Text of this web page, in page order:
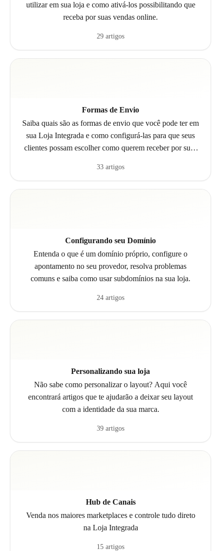
utilizar em sua loja e como ativá-los possibilitando que
receba por suas vendas online.
29 artigos
Formas de Envio
Saiba quais são as formas de envio que você pode ter em
sua Loja Integrada e como configurá-las para que seus
clientes possam escolher como querem receber por suas
33 artigos
Configurando seu Domínio
Entenda o que é um domínio próprio, configure o
apontamento no seu provedor, resolva problemas
comuns e saiba como usar subdomínios na sua loja.
24 artigos
Personalizando sua loja
Não sabe como personalizar o layout? Aqui você
encontrará artigos que te ajudarão a deixar seu layout
com a identidade da sua marca.
39 artigos
Hub de Canais
Venda nos maiores marketplaces e controle tudo direto
na Loja Integrada
15 artigos